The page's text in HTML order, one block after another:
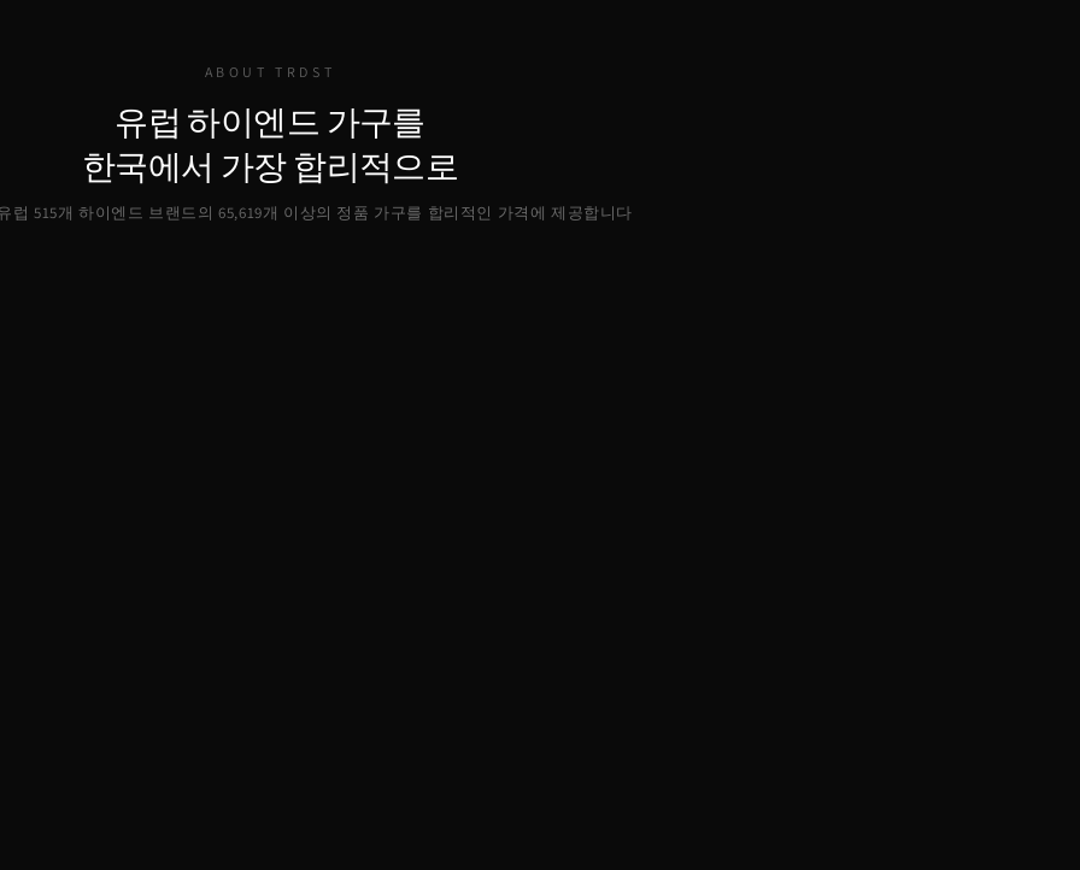
ABOUT TRDST
유럽 하이엔드 가구를
한국에서 가장 합리적으로
럽 515개 하이엔드 브랜드의65,619개 이상의 정품 가구를 합리적인 가격에 제공합니다